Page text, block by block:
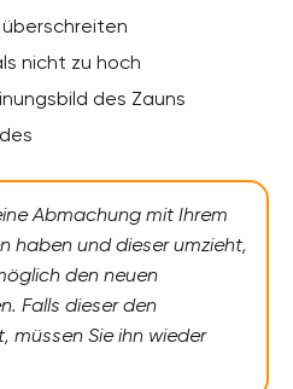
nicht zu hoch
des Zauns
Abmachung mit Ihrem
haben und dieser umzieht,
den neuen
Falls dieser den
müssen Sie ihn wieder